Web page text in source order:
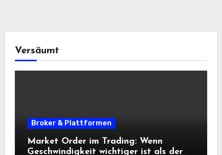
Versäumt
Broker & Plattformen
Market Order im Trading: Wenn
Geschwindigkeit wichtiger ist als der